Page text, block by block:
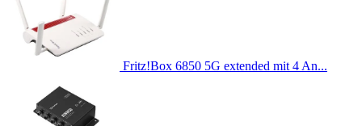
Fritz!Box 6850 5G extended mit 4 An...